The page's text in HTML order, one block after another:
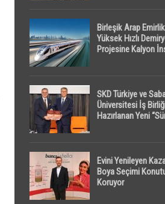
Birleşik Arap
Yüksek Hızlı
Projesine Kalyon
SKD Türkiye ve
Üniversitesi İş
Hazırlanan Yeni
Evini Yenileyen
Boya Seçimi
Koruyor